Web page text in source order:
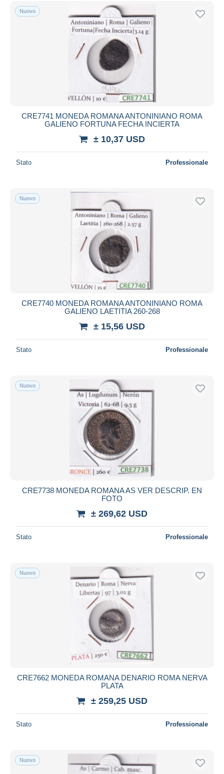
Spedizione gratuita
Metodi di pagamento
Bonifico bancario
Bancontact
Maestro
Residenza del venditore
Aggiorna
Nuovo
CRE7741 MONEDA ROMANA ANTONINIANO ROMA
GALIENO FORTUNA FECHA INCIERTA
± 10,37 USD
Stato Professionale
Nuovo
CRE7740 MONEDA ROMANA ANTONINIANO ROMA
GALIENO LAETITIA 260-268
± 15,56 USD
Stato Professionale
Nuovo
CRE7738 MONEDA ROMANA AS VER DESCRIP. EN
FOTO
± 269,62 USD
Stato Professionale
Nuovo
CRE7662 MONEDA ROMANA DENARIO ROMA NERVA
PLATA
± 259,25 USD
Stato Professionale
Nuovo